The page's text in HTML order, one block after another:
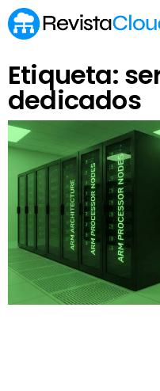
Etiqueta:
dedicados